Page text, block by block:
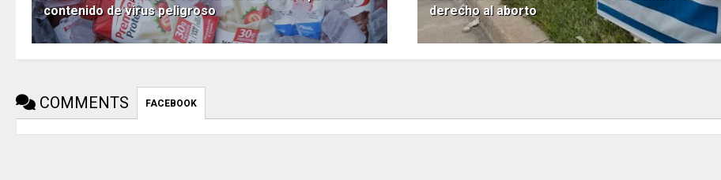
contenido de virus peligroso
derecho al aborto
COMMENTS FACEBOOK